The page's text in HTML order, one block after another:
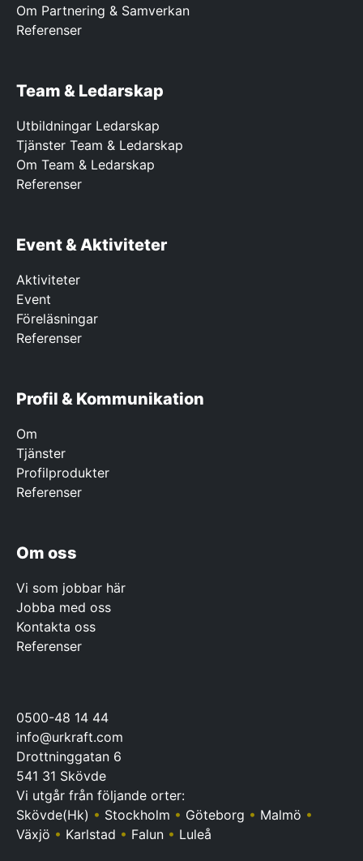
Om Partnering & Samverkan
Referenser
Team & Ledarskap
Utbildningar Ledarskap
Tjänster Team & Ledarskap
Om Team & Ledarskap
Referenser
Event & Aktiviteter
Aktiviteter
Event
Föreläsningar
Referenser
Profil & Kommunikation
Om
Tjänster
Profilprodukter
Referenser
Om oss
Vi som jobbar här
Jobba med oss
Kontakta oss
Referenser
0500-48 14 44
info@urkraft.com
Drottninggatan 6
541 31 Skövde
Vi utgår från följande orter:
Skövde(Hk) • Stockholm • Göteborg • Malmö •
Växjö • Karlstad • Falun • Luleå